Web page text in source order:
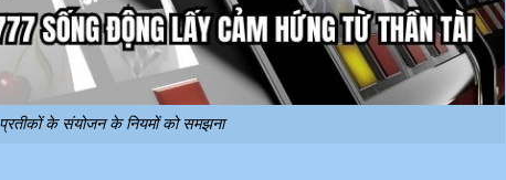
के संयोजन के नियमों को समझना